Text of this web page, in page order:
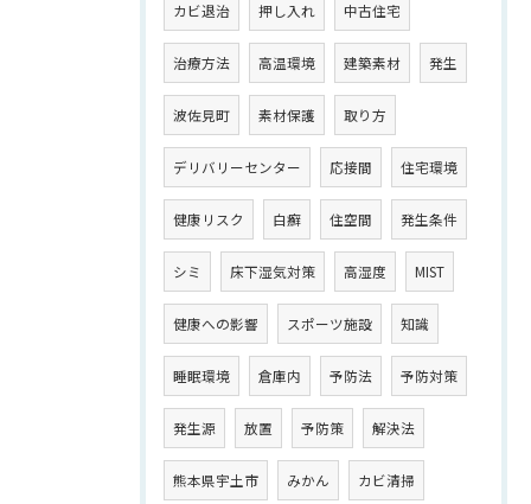
カビ退治 押し入れ 中古住宅
治療方法 高温環境 建築素材 発生
波佐見町 素材保護 取り方
デリバリーセンター 応接間 住宅環境
健康リスク 白癬 住空間 発生条件
シミ 床下湿気対策 高湿度 MIST
健康への影響 スポーツ施設 知識
睡眠環境 倉庫内 予防法 予防対策
発生源 放置 予防策 解決法
熊本県宇土市 みかん カビ清掃